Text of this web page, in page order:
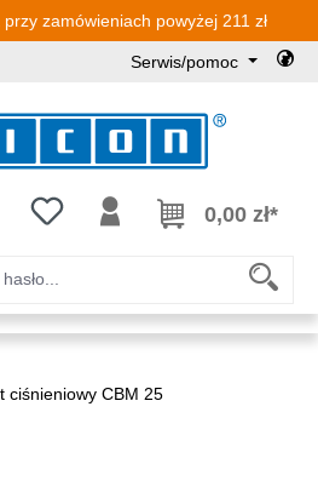
przy zamówieniach powyżej 211 zł
Serwis/pomoc
Masz 0 przedmioty na liście
0,00 zł*